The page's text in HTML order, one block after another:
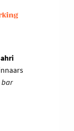
bar